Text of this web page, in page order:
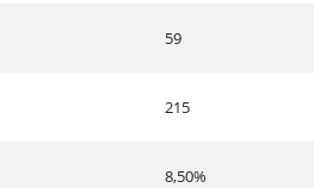
59
215
8,50%